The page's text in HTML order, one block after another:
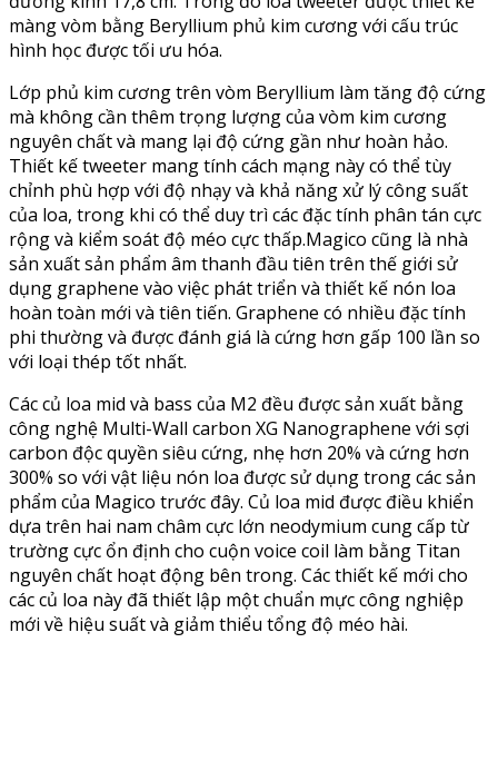
màng vòm bằng Beryllium phủ kim cương với cấu trúc
hình học được tối ưu hóa.
Lớp phủ kim cương trên vòm Beryllium làm tăng độ cứng
mà không cần thêm trọng lượng của vòm kim cương
nguyên chất và mang lại độ cứng gần như hoàn hảo.
Thiết kế tweeter mang tính cách mạng này có thể tùy
chỉnh phù hợp với độ nhạy và khả năng xử lý công suất
của loa, trong khi có thể duy trì các đặc tính phân tán cực
rộng và kiểm soát độ méo cực thấp.Magico cũng là nhà
sản xuất sản phẩm âm thanh đầu tiên trên thế giới sử
dụng graphene vào việc phát triển và thiết kế nón loa
hoàn toàn mới và tiên tiến. Graphene có nhiều đặc tính
phi thường và được đánh giá là cứng hơn gấp 100 lần so
với loại thép tốt nhất.
Các củ loa mid và bass của M2 đều được sản xuất bằng
công nghệ Multi-Wall carbon XG Nanographene với sợi
carbon độc quyền siêu cứng, nhẹ hơn 20% và cứng hơn
300% so với vật liệu nón loa được sử dụng trong các sản
phẩm của Magico trước đây. Củ loa mid được điều khiển
dựa trên hai nam châm cực lớn neodymium cung cấp từ
trường cực ổn định cho cuộn voice coil làm bằng Titan
nguyên chất hoạt động bên trong. Các thiết kế mới cho
các củ loa này đã thiết lập một chuẩn mực công nghiệp
mới về hiệu suất và giảm thiểu tổng độ méo hài.